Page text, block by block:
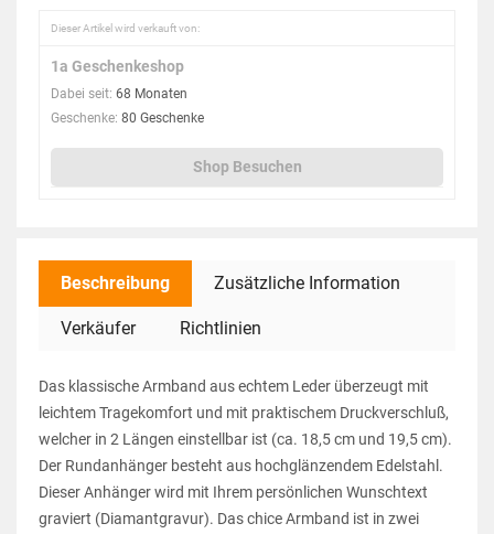
Dieser Artikel wird verkauft von:
1a Geschenkeshop
Dabei seit: 68 Monaten
Geschenke: 80 Geschenke
Shop Besuchen
Beschreibung Zusätzliche Information
Verkäufer Richtlinien
Das klassische Armband aus echtem Leder überzeugt mit
leichtem Tragekomfort und mit praktischem Druckverschluß,
welcher in 2 Längen einstellbar ist (ca. 18,5 cm und 19,5 cm).
Der Rundanhänger besteht aus hochglänzendem Edelstahl.
Dieser Anhänger wird mit Ihrem persönlichen Wunschtext
graviert (Diamantgravur). Das chice Armband ist in zwei